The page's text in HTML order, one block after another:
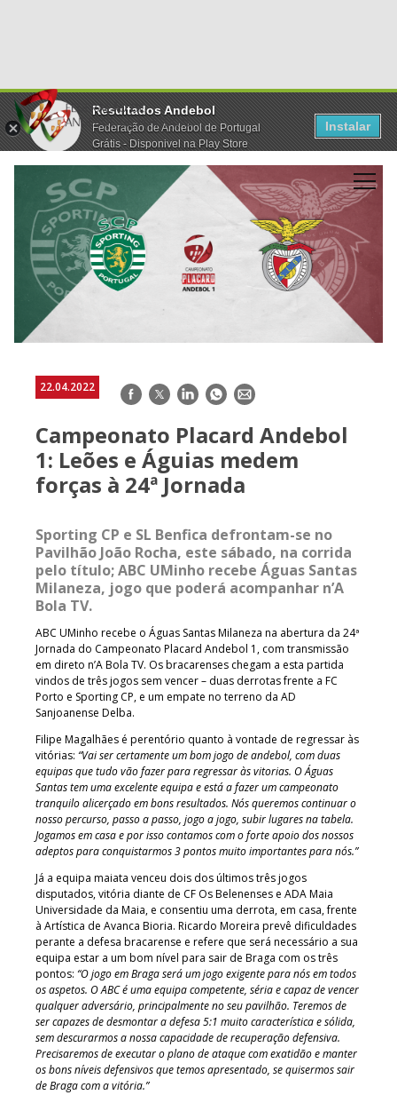
Resultados Andebol
Federação de Andebol de Portugal
Grátis - Disponivel na Play Store
Instalar
22.04.2022 Facebook
TwitterLinkedInWhatsApp
E-
Campeonato Placard Andebol
1: Leões e Águias medem
forças à 24ª Jornada
Sporting CP e SL Benfica defrontam-se no
Pavilhão João Rocha, este sábado, na corrida
pelo título; ABC UMinho recebe Águas Santas
Milaneza, jogo que poderá acompanhar n’A
Bola TV.
ABC UMinho recebe o Águas Santas Milaneza na abertura da 24ª
Jornada do Campeonato Placard Andebol 1, com transmissão
em direto n’A Bola TV. Os bracarenses chegam a esta partida
vindos de três jogos sem vencer – duas derrotas frente a FC
Porto e Sporting CP, e um empate no terreno da AD
Sanjoanense Delba.
Filipe Magalhães é perentório quanto à vontade de regressar às
vitórias: “Vai ser certamente um bom jogo de andebol, com duas
equipas que tudo vão fazer para regressar às vitorias. O Águas
Santas tem uma excelente equipa e está a fazer um campeonato
tranquilo alicerçado em bons resultados. Nós queremos continuar o
nosso percurso, passo a passo, jogo a jogo, subir lugares na tabela.
Jogamos em casa e por isso contamos com o forte apoio dos nossos
adeptos para conquistarmos 3 pontos muito importantes para nós.”
Já a equipa maiata venceu dois dos últimos três jogos
disputados, vitória diante de CF Os Belenenses e ADA Maia
Universidade da Maia, e consentiu uma derrota, em casa, frente
à Artística de Avanca Bioria. Ricardo Moreira prevê dificuldades
perante a defesa bracarense e refere que será necessário a sua
equipa estar a um bom nível para sair de Braga com os três
pontos: “O jogo em Braga será um jogo exigente para nós em todos
os aspetos. O ABC é uma equipa competente, séria e capaz de vencer
qualquer adversário, principalmente no seu pavilhão. Teremos de
ser capazes de desmontar a defesa 5:1 muito característica e sólida,
sem descurarmos a nossa capacidade de recuperação defensiva.
Precisaremos de executar o plano de ataque com exatidão e manter
os bons níveis defensivos que temos apresentado, se quisermos sair
de Braga com a vitória.”